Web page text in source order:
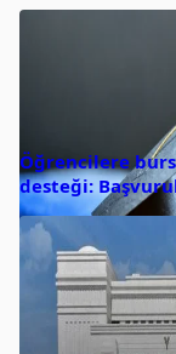
Öğrencilere
desteği: